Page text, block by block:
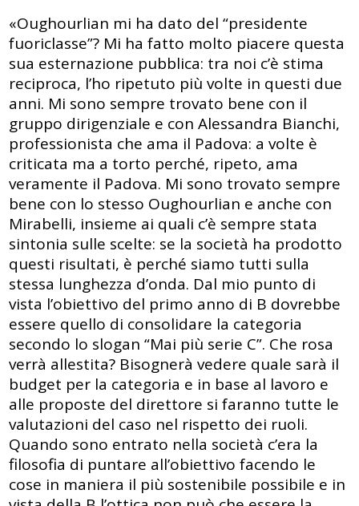
«Oughourlian mi ha dato del “presidente
fuoriclasse”? Mi ha fatto molto piacere questa
sua esternazione pubblica: tra noi c’è stima
reciproca, l’ho ripetuto più volte in questi due
anni. Mi sono sempre trovato bene con il
gruppo dirigenziale e con Alessandra Bianchi,
professionista che ama il Padova: a volte è
criticata ma a torto perché, ripeto, ama
veramente il Padova. Mi sono trovato sempre
bene con lo stesso Oughourlian e anche con
Mirabelli, insieme ai quali c’è sempre stata
sintonia sulle scelte: se la società ha prodotto
questi risultati, è perché siamo tutti sulla
stessa lunghezza d’onda. Dal mio punto di
vista l’obiettivo del primo anno di B dovrebbe
essere quello di consolidare la categoria
secondo lo slogan “Mai più serie C”. Che rosa
verrà allestita? Bisognerà vedere quale sarà il
budget per la categoria e in base al lavoro e
alle proposte del direttore si faranno tutte le
valutazioni del caso nel rispetto dei ruoli.
Quando sono entrato nella società c’era la
filosofia di puntare all’obiettivo facendo le
cose in maniera il più sostenibile possibile e in